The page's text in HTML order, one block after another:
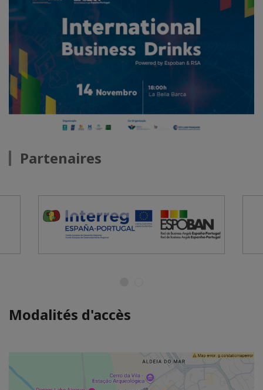
Partenaires
Modalités d'accès